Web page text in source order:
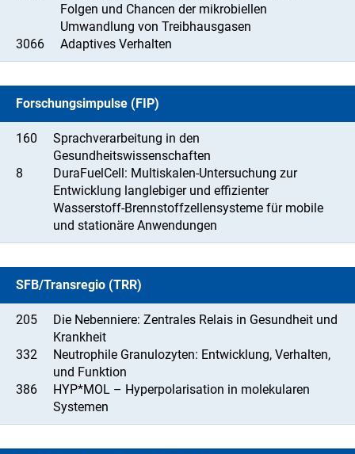
Folgen und Chancen der mikrobiellen
Umwandlung von Treibhausgasen
3066
Adaptives Verhalten
Forschungsimpulse (FIP)
160
Sprachverarbeitung in den
Gesundheitswissenschaften
8
DuraFuelCell: Multiskalen-Untersuchung zur
Entwicklung langlebiger und effizienter
Wasserstoff-Brennstoffzellensysteme für mobile
und stationäre Anwendungen
SFB/Transregio (TRR)
205
Die Nebenniere: Zentrales Relais in Gesundheit und
Krankheit
332
Neutrophile Granulozyten: Entwicklung, Verhalten,
und Funktion
386
HYP*MOL – Hyperpolarisation in molekularen
Systemen